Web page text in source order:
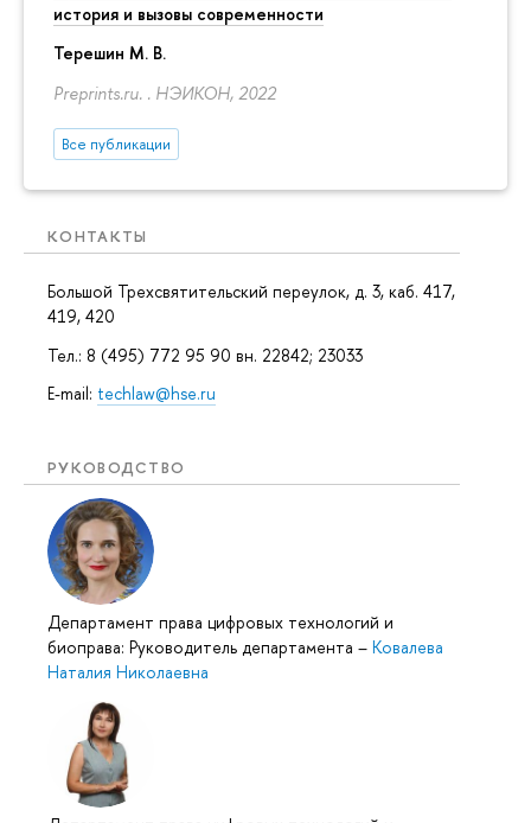
история и вызовы современности
Терешин М. В.
Preprints.ru. . НЭИКОН, 2022
Все публикации
КОНТАКТЫ
Большой Трехсвятительский переулок, д. 3, каб. 417,
419, 420
Тел.: 8 (495) 772 95 90 вн. 22842; 23033
E-mail: techlaw@hse.ru
РУКОВОДСТВО
Департамент права цифровых технологий и
биоправа: Руководитель департамента – Ковалева
Наталия Николаевна